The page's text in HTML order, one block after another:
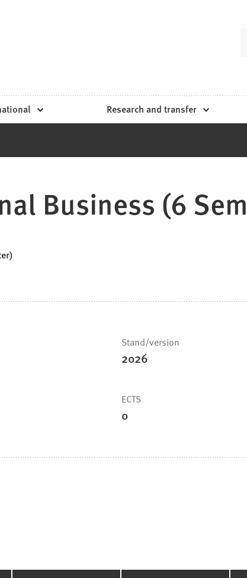
Research and transfer
Business (6
Stand/version
2026
ECTS
0